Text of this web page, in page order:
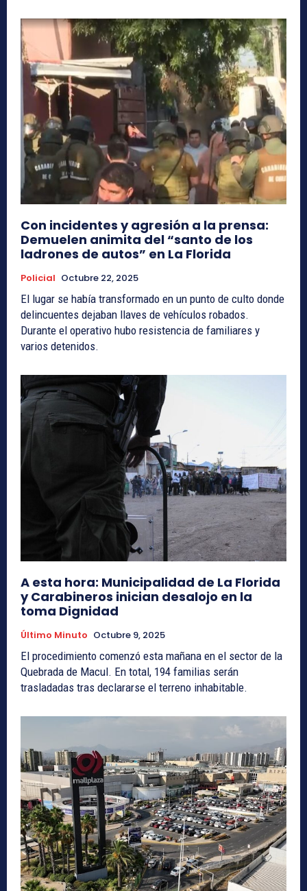
Con incidentes y agresión a la prensa:
Demuelen animita del “santo de los
ladrones de autos” en La Florida
Policial Octubre 22, 2025
El lugar se había transformado en un punto de culto donde
delincuentes dejaban llaves de vehículos robados.
Durante el operativo hubo resistencia de familiares y
varios detenidos.
A esta hora: Municipalidad de La Florida
y Carabineros inician desalojo en la
toma Dignidad
Último Minuto Octubre 9, 2025
El procedimiento comenzó esta mañana en el sector de la
Quebrada de Macul. En total, 194 familias serán
trasladadas tras declararse el terreno inhabitable.